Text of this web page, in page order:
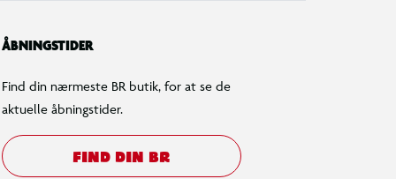
ÅBNINGSTIDER
Find din nærmeste BR butik, for at se de
aktuelle åbningstider.
FIND DIN BR